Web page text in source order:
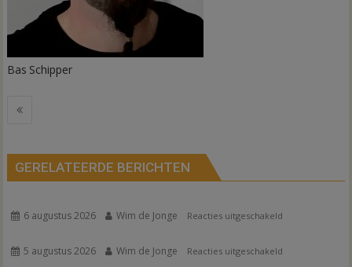
Bas Schipper
Bericht
GERELATEERDE BERICHTEN
6 augustus 2026 Wim de Jonge Reacties uitgeschakeld
5 augustus 2026 Wim de Jonge Reacties uitgeschakeld